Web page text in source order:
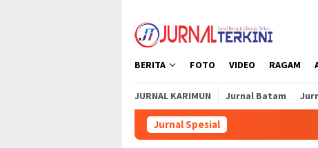
BERITA FOTO VIDEO RAGAM
JURNAL KARIMUN Jurnal Batam
Jurnal Spesial